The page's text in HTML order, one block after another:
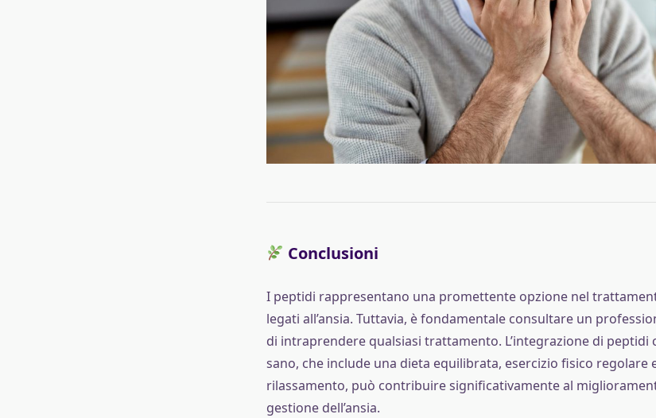
Conclusioni
I peptidi rappresentano una promettente opzione nel
legati all’ansia. Tuttavia, è fondamentale consultare un
di intraprendere qualsiasi trattamento. L’integrazione di peptidi
sano, che include una dieta equilibrata, esercizio fisico regolare
rilassamento, può contribuire significativamente al
gestione dell’ansia.